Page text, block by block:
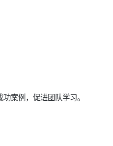
案例，促进团队学习。